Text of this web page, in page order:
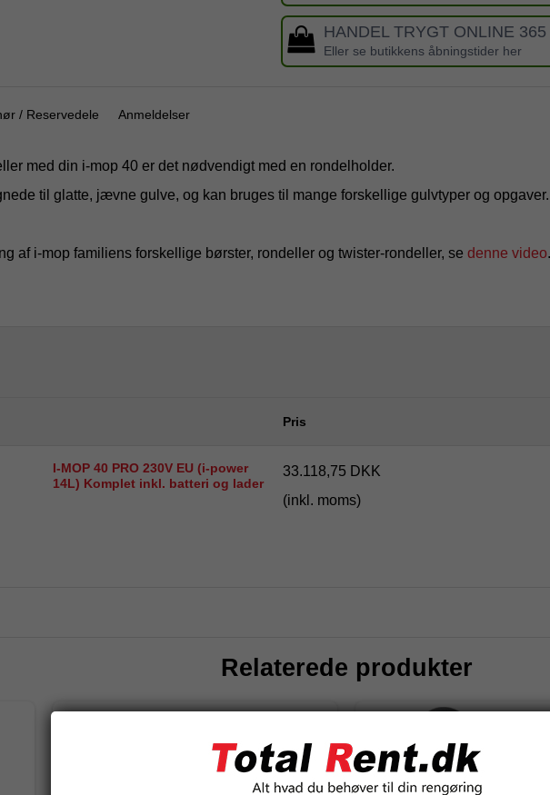
HANDEL TRYGT ONLINE
Eller se butikkens åbningstider her
/ Reservedele Anmeldelser
med din i-mop 40 er det nødvendigt med en rondelholder.
til glatte, jævne gulve, og kan bruges til mange forskellige gulvtyper og
af i-mop familiens forskellige børster, rondeller og twister-rondeller, se denne video
Pris
I-MOP 40 PRO 230V EU (i-power
14L) Komplet inkl. batteri og lader
33.118,75 DKK
(inkl. moms)
Relaterede produkter